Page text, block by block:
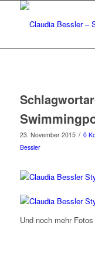
23. November 2015 / 0
Bessler
Und noch mehr